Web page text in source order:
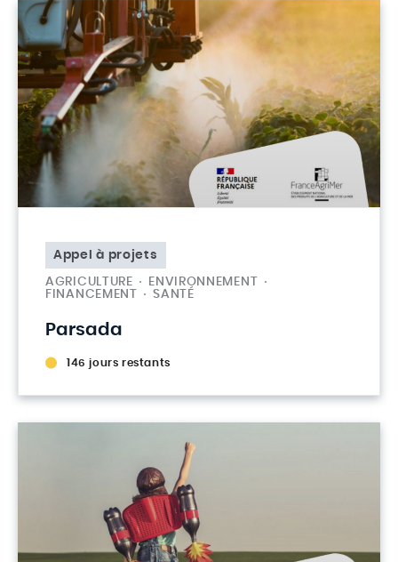
Appel à projets
AGRICULTURE
ENVIRONNEMENT
FINANCEMENT
SANTÉ
Parsada
146 jours restants